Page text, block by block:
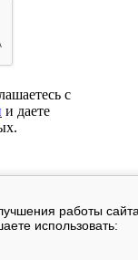
работы
использовать:
с
и даете